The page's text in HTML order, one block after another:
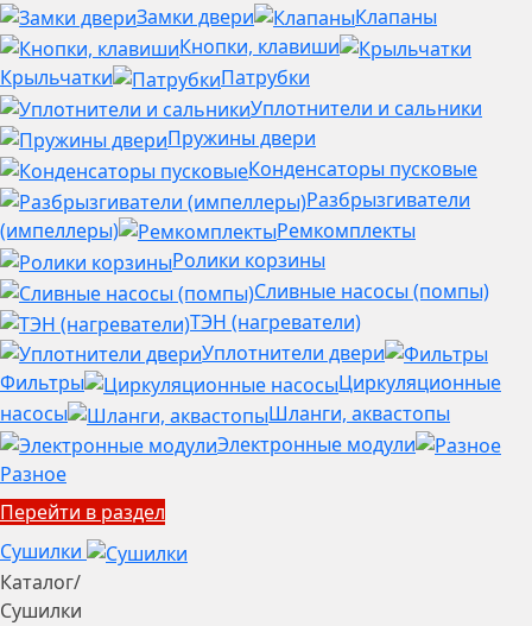
Замки двери
Клапаны
Кнопки, клавиши
Крыльчатки
Патрубки
Уплотнители и сальники
Пружины двери
Конденсаторы пусковые
Разбрызгиватели
(импеллеры)
Ремкомплекты
Ролики корзины
Сливные насосы (помпы)
ТЭН (нагреватели)
Уплотнители двери
Фильтры
Циркуляционные
насосы
Шланги, аквастопы
Электронные модули
Разное
Перейти в раздел
Сушилки
Каталог/
Сушилки